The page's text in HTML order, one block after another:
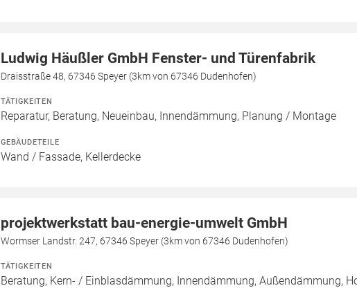
Ludwig Häußler GmbH Fenster- und Türenfabrik
Draisstraße 48, 67346 Speyer (3km von 67346 Dudenhofen)
TÄTIGKEITEN
Reparatur, Beratung, Neueinbau, Innendämmung, Planung / Montage
GEBÄUDETEILE
Wand / Fassade, Kellerdecke
projektwerkstatt bau-energie-umwelt GmbH
Wormser Landstr. 247, 67346 Speyer (3km von 67346 Dudenhofen)
TÄTIGKEITEN
Beratung, Kern- / Einblasdämmung, Innendämmung, Außendämmung,